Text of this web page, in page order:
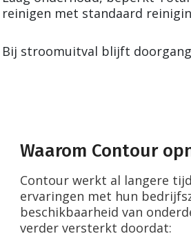
reinigen met standaard
Bij stroomuitval blijft
Waarom Contour
Contour werkt al langere
ervaringen met hun
beschikbaarheid van
verder versterkt doordat: